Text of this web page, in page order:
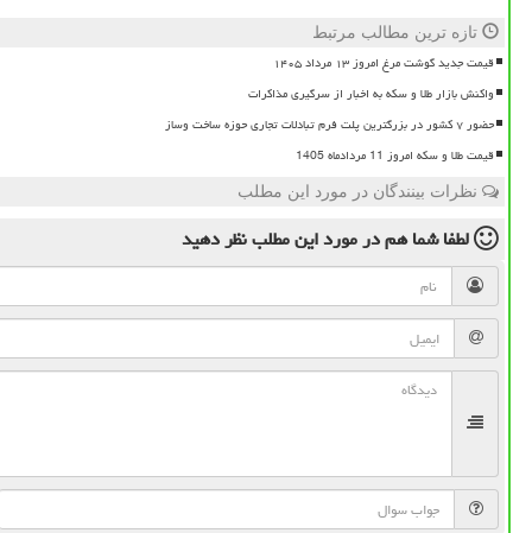
تازه ترین مطالب مرتبط
قیمت جدید گوشت مرغ امروز ۱۳ مرداد ۱۴۰۵
واکنش بازار طلا و سکه به اخبار از سرگیری مذاکرات
حضور ۷ کشور در بزرگترین پلت فرم تبادلات تجاری حوزه ساخت وساز
قیمت طلا و سکه امروز 11 مردادماه 1405
نظرات بینندگان در مورد این مطلب
لطفا شما همدر مورد این مطلبنظر دهید